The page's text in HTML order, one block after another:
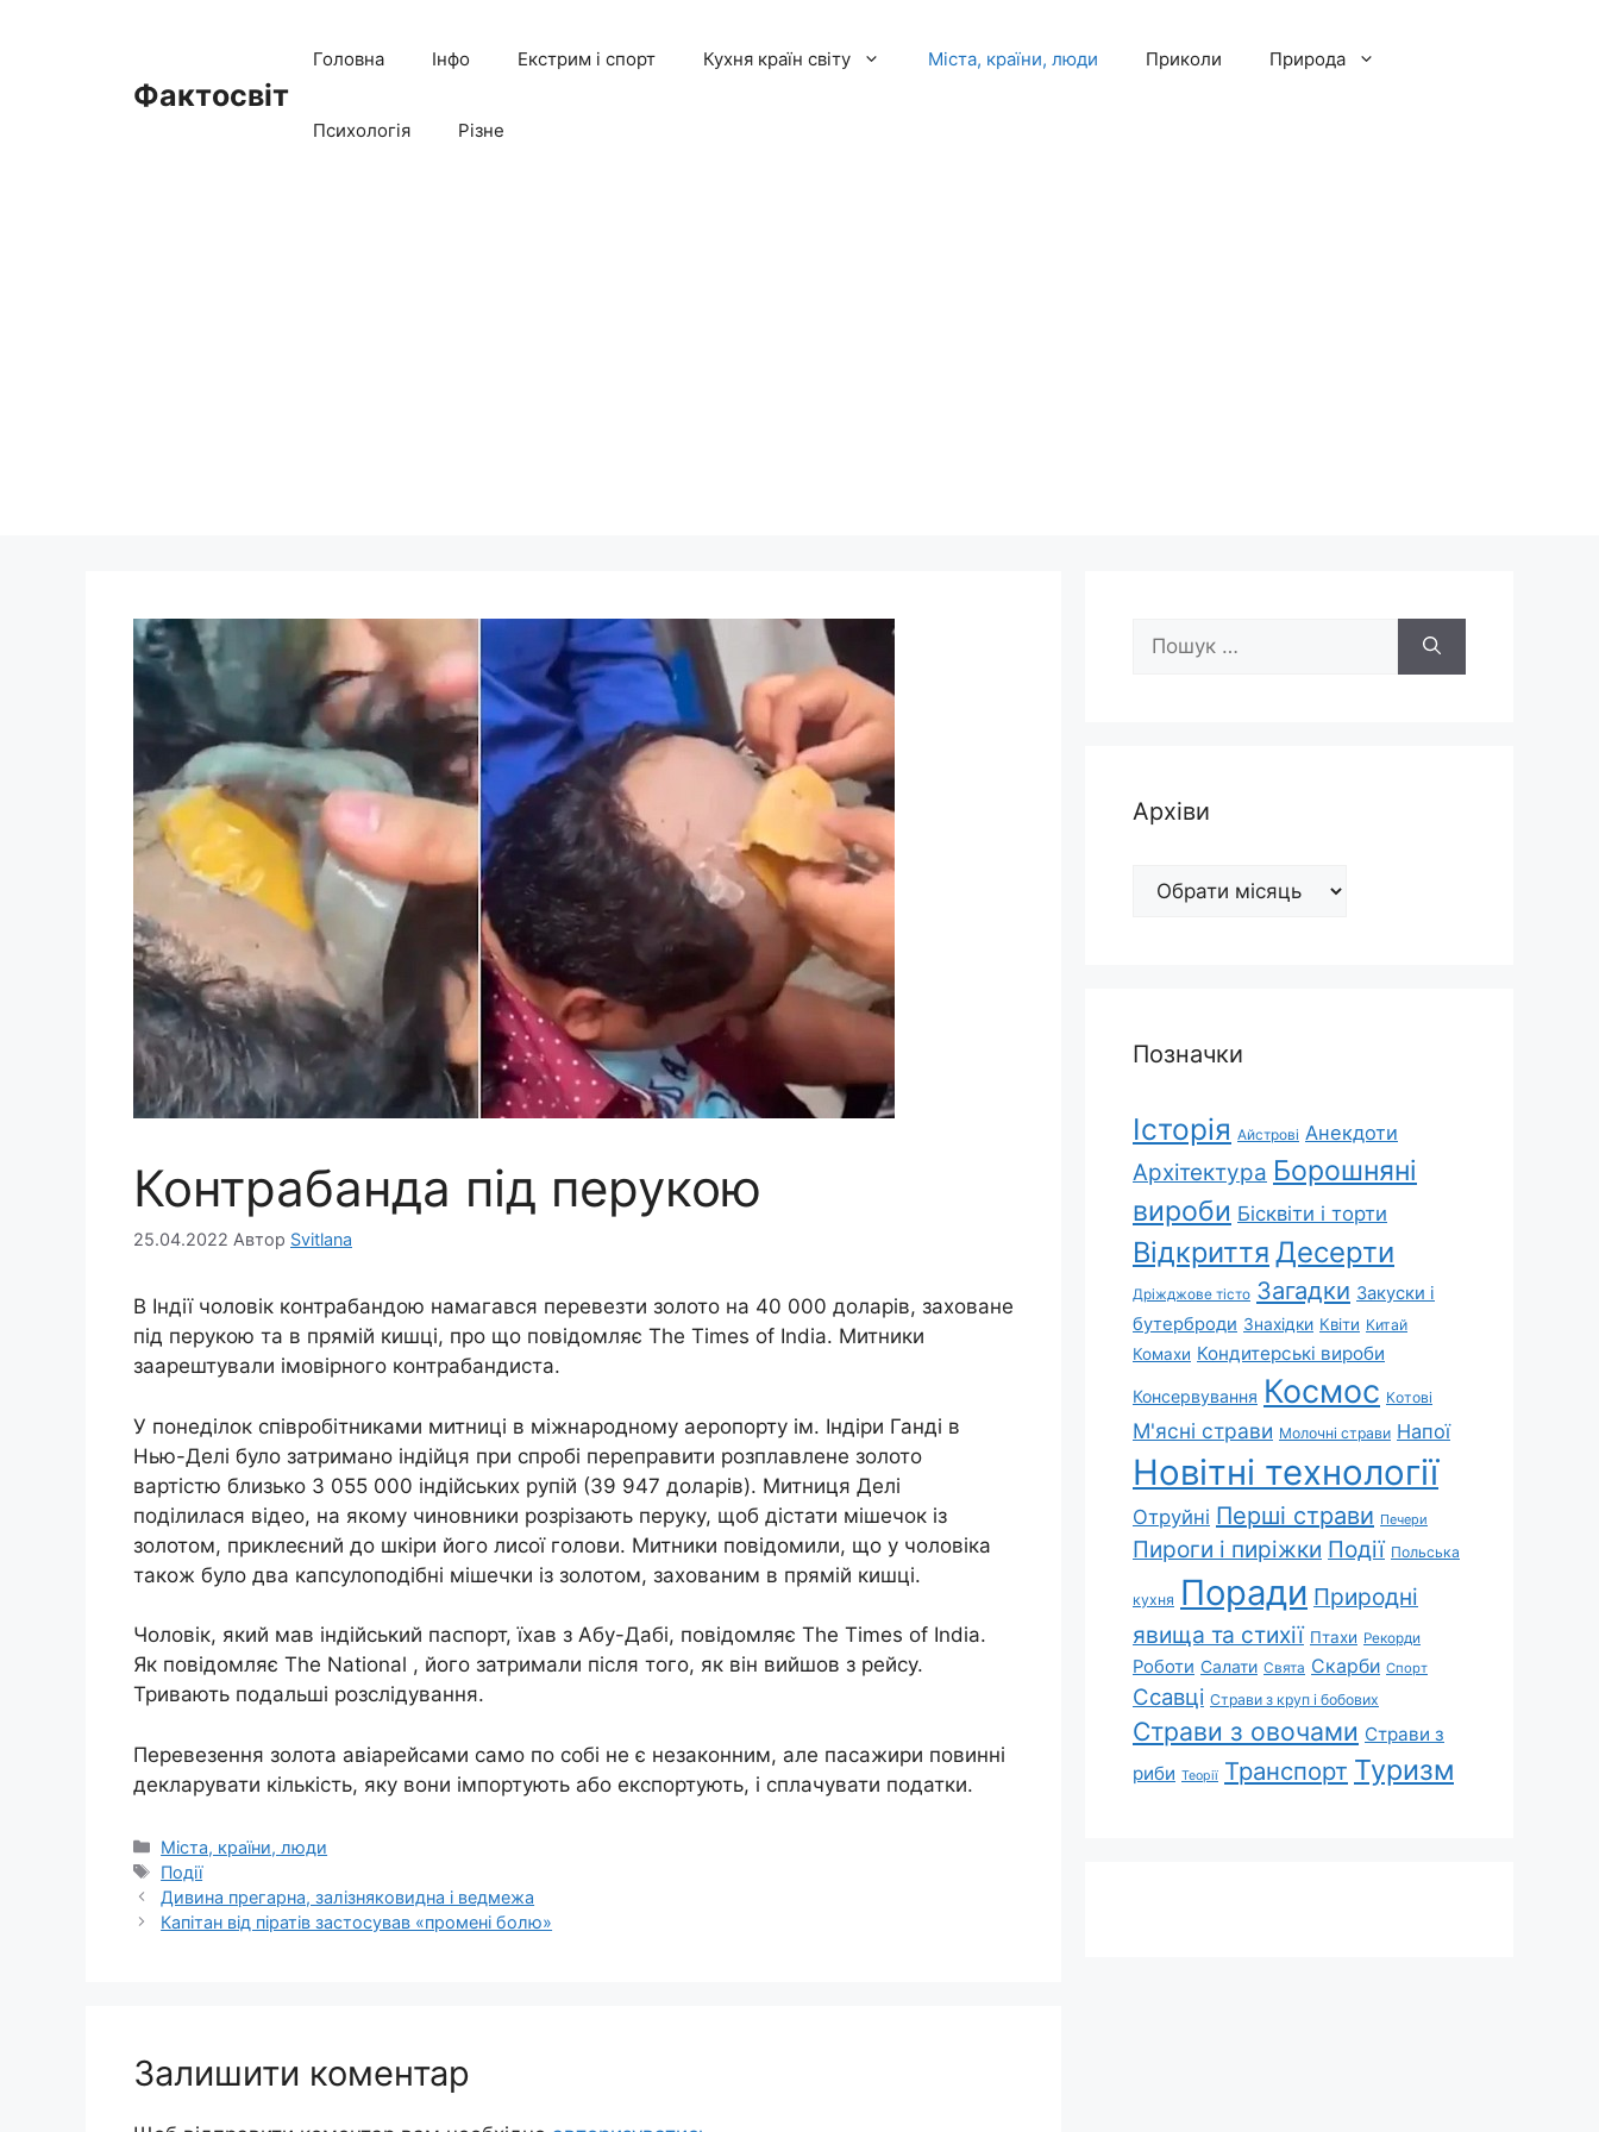
Фактосвіт
Головна Інфо Екстрим і спорт Кухня країн світу Міста, країни, люди Приколи Природа
Психологія Різне
Контрабанда під перукою
25.04.2022 Автор Svitlana
В Індії чоловік контрабандою намагався перевезти золото на 40 000 доларів, заховане
під перукою та в прямій кишці, про що повідомляє The Times of India. Митники
заарештували імовірного контрабандиста.
У понеділок співробітниками митниці в міжнародному аеропорту ім. Індіри Ганді в
Нью-Делі було затримано індійця при спробі переправити розплавлене золото
вартістю близько 3 055 000 індійських рупій (39 947 доларів). Митниця Делі
поділилася відео, на якому чиновники розрізають перуку, щоб дістати мішечок із
золотом, приклеєний до шкіри його лисої голови. Митники повідомили, що у чоловіка
також було два капсулоподібні мішечки із золотом, захованим в прямій кишці.
Чоловік, який мав індійський паспорт, їхав з Абу-Дабі, повідомляє The Times of India.
Як повідомляє The National , його затримали після того, як він вийшов з рейсу.
Тривають подальші розслідування.
Перевезення золота авіарейсами само по собі не є незаконним, але пасажири повинні
декларувати кількість, яку вони імпортують або експортують, і сплачувати податки.
Категорії
Міста, країни, люди
Позначки
Події
Дивина прегарна, залізняковидна і ведмежа
Капітан від піратів застосував «промені болю»
Залишити коментар
Пошук:
Архіви
Архіви
Позначки
Історія Айстрові Анекдоти
Архітектура Борошняні
вироби Бісквіти і торти
Відкриття Десерти
Дріжджове тісто Загадки Закуски і
бутерброди Знахідки Квіти Китай
Комахи Кондитерські вироби
Консервування Космос Котові
М'ясні страви Молочні страви Напої
Новітні технології
Отруйні Перші страви Печери
Пироги і пиріжки Події Польська
кухня Поради Природні
явища та стихії Птахи Рекорди
Роботи Салати Свята Скарби Спорт
Ссавці Страви з круп і бобових
Страви з овочами Страви з
риби Теорії Транспорт Туризм